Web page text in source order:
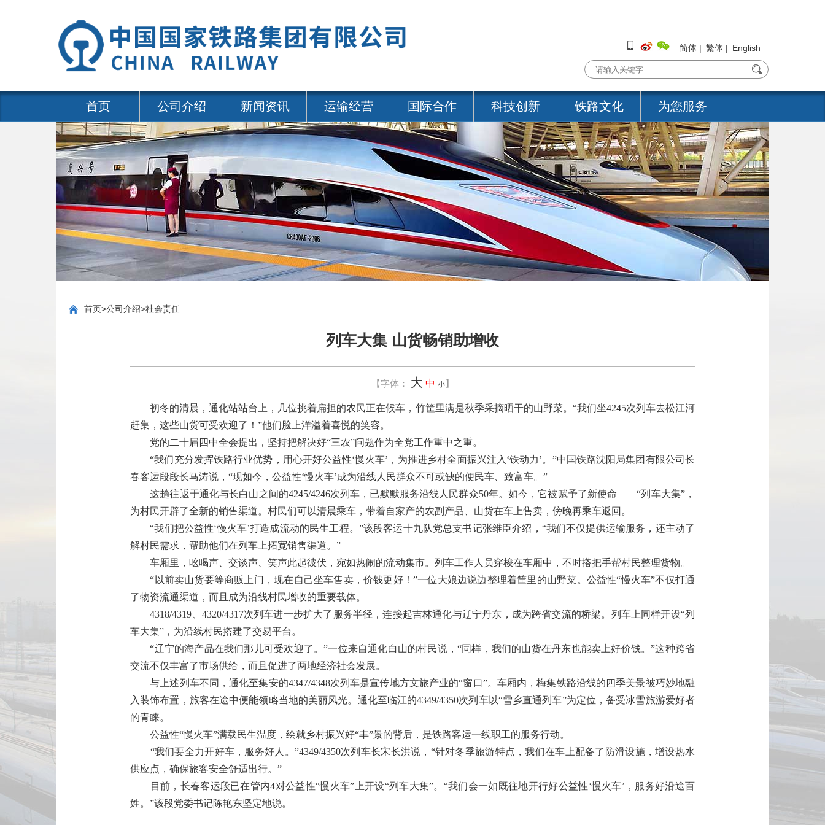
简体 | 繁体 | English
首页 公司介绍 新闻资讯 运输经营 国际合作 科技创新 铁路文化 为您服务
首页>公司介绍>社会责任
列车大集 山货畅销助增收
【字体： 大 中 小】
初冬的清晨，通化站站台上，几位挑着扁担的农民正在候车，竹筐里满是秋季采摘晒干的山野菜。“我们坐4245次列车去松江河
赶集，这些山货可受欢迎了！”他们脸上洋溢着喜悦的笑容。
党的二十届四中全会提出，坚持把解决好“三农”问题作为全党工作重中之重。
“我们充分发挥铁路行业优势，用心开好公益性‘慢火车’，为推进乡村全面振兴注入‘铁动力’。”中国铁路沈阳局集团有限公司长
春客运段段长马涛说，“现如今，公益性‘慢火车’成为沿线人民群众不可或缺的便民车、致富车。”
这趟往返于通化与长白山之间的4245/4246次列车，已默默服务沿线人民群众50年。如今，它被赋予了新使命——“列车大集”，
为村民开辟了全新的销售渠道。村民们可以清晨乘车，带着自家产的农副产品、山货在车上售卖，傍晚再乘车返回。
“我们把公益性‘慢火车’打造成流动的民生工程。”该段客运十九队党总支书记张维臣介绍，“我们不仅提供运输服务，还主动了
解村民需求，帮助他们在列车上拓宽销售渠道。”
车厢里，吆喝声、交谈声、笑声此起彼伏，宛如热闹的流动集市。列车工作人员穿梭在车厢中，不时搭把手帮村民整理货物。
“以前卖山货要等商贩上门，现在自己坐车售卖，价钱更好！”一位大娘边说边整理着筐里的山野菜。公益性“慢火车”不仅打通
了物资流通渠道，而且成为沿线村民增收的重要载体。
4318/4319、4320/4317次列车进一步扩大了服务半径，连接起吉林通化与辽宁丹东，成为跨省交流的桥梁。列车上同样开设“列
车大集”，为沿线村民搭建了交易平台。
“辽宁的海产品在我们那儿可受欢迎了。”一位来自通化白山的村民说，“同样，我们的山货在丹东也能卖上好价钱。”这种跨省
交流不仅丰富了市场供给，而且促进了两地经济社会发展。
与上述列车不同，通化至集安的4347/4348次列车是宣传地方文旅产业的“窗口”。车厢内，梅集铁路沿线的四季美景被巧妙地融
入装饰布置，旅客在途中便能领略当地的美丽风光。通化至临江的4349/4350次列车以“雪乡直通列车”为定位，备受冰雪旅游爱好者
的青睐。
公益性“慢火车”满载民生温度，绘就乡村振兴好“丰”景的背后，是铁路客运一线职工的服务行动。
“我们要全力开好车，服务好人。”4349/4350次列车长宋长洪说，“针对冬季旅游特点，我们在车上配备了防滑设施，增设热水
供应点，确保旅客安全舒适出行。”
目前，长春客运段已在管内4对公益性“慢火车”上开设“列车大集”。“我们会一如既往地开行好公益性‘慢火车’，服务好沿途百
姓。”该段党委书记陈艳东坚定地说。